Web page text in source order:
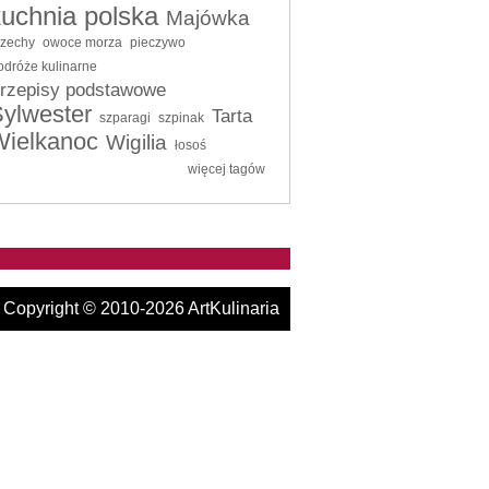
polska Majówka
owoce morza pieczywo
kulinarne
podstawowe
szparagi szpinak Tarta
Wigilia łosoś
więcej tagów
Copyright © 2010-2026 ArtKulinaria